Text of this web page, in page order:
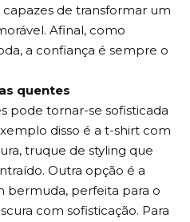
de transformar um
Afinal, como
a confiança é sempre o
quentes
pode tornar-se sofisticada
disso é a t-shirt com
truque de styling que
Outra opção é a
bermuda, perfeita para o
com sofisticação. Para